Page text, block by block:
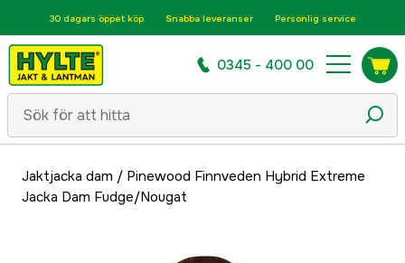
30 dagars öppet köp Snabba leveranser Personlig service
0345 - 400 00
Jaktjacka dam / Pinewood Finnveden Hybrid Extreme
Jacka Dam Fudge/Nougat